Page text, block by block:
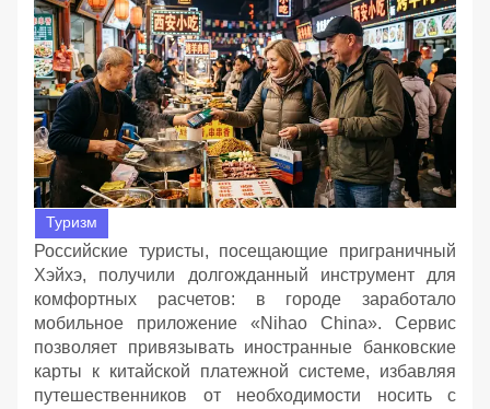
Туризм
Российские туристы, посещающие приграничный
Хэйхэ, получили долгожданный инструмент для
комфортных расчетов: в городе заработало
мобильное приложение «Nihao China». Сервис
позволяет привязывать иностранные банковские
карты к китайской платежной системе, избавляя
путешественников от необходимости носить с